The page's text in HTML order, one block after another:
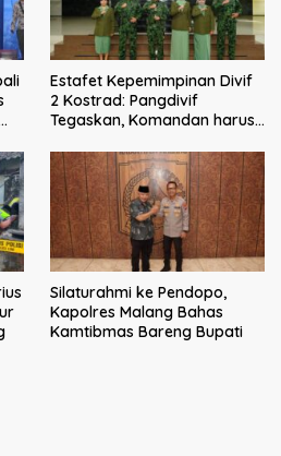
Estafet Kepemimpinan Divif
2 Kostrad: Pangdivif
Tegaskan, Komandan harus
dan solusi bagi prajurit
Silaturahmi ke Pendopo,
Kapolres Malang Bahas
Kamtibmas Bareng Bupati